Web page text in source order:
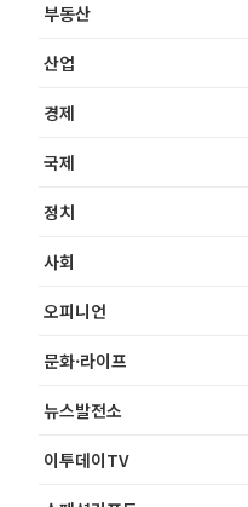
부동산
산업
경제
국제
정치
사회
오피니언
문화·라이프
뉴스발전소
이투데이TV